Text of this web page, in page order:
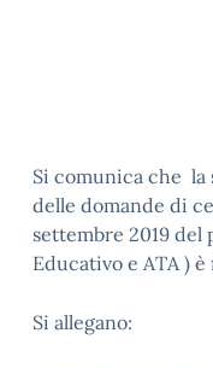
Si comunica che la
delle domande di
settembre 2019 del
Educativo e ATA ) è
Si allegano: